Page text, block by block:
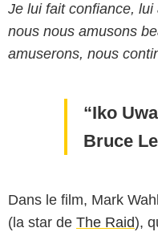
Je lui fait confiance,
nous nous amusons
amuserons, nous
Iko
Bruce
Dans le film, Mark
(la star de The Raid),